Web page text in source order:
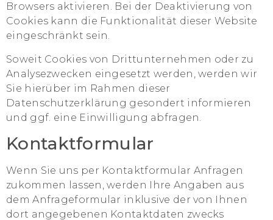
Browsers aktivieren. Bei der Deaktivierung von
Cookies kann die Funktionalität dieser Website
eingeschränkt sein.
Soweit Cookies von Drittunternehmen oder zu
Analysezwecken eingesetzt werden, werden wir
Sie hierüber im Rahmen dieser
Datenschutzerklärung gesondert informieren
und ggf. eine Einwilligung abfragen.
Kontaktformular
Wenn Sie uns per Kontaktformular Anfragen
zukommen lassen, werden Ihre Angaben aus
dem Anfrageformular inklusive der von Ihnen
dort angegebenen Kontaktdaten zwecks